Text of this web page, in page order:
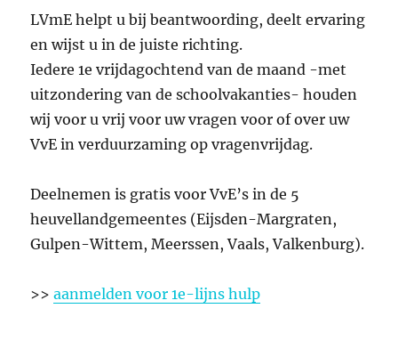
LVmE helpt u bij beantwoording, deelt ervaring
en wijst u in de juiste richting.
Iedere 1e vrijdagochtend van de maand -met
uitzondering van de schoolvakanties- houden
wij voor u vrij voor uw vragen voor of over uw
VvE in verduurzaming op vragenvrijdag.
Deelnemen is gratis voor VvE’s in de 5
heuvellandgemeentes (Eijsden-Margraten,
Gulpen-Wittem, Meerssen, Vaals, Valkenburg).
>>aanmelden voor 1e-lijns hulp